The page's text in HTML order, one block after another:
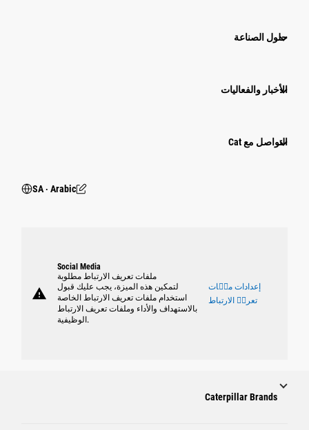
حلول الصناعة
الأخبار والفعاليات
التواصل مع Cat
SA ‧ Arabic
warning
Social Media
ملفات تعريف الارتباط مطلوبة
لتمكين هذه الميزة، يجب عليك قبول
استخدام ملفات تعريف الارتباط الخاصة
بالاستهداف والأداء وملفات تعريف الارتباط
الوظيفية.
إعدادات ملٝات
تعريٝ الارتباط
Caterpillar Brands